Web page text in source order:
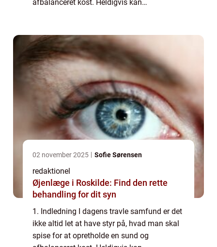
afbalanceret kost. Heldigvis kan
vil...
02 november 2025 Sofie Sørensen
redaktionel
Øjenlæge i Roskilde: Find den rette
behandling for dit syn
1. Indledning I dagens travle samfund er det
ikke altid let at have styr på, hvad man skal
spise for at opretholde en sund og